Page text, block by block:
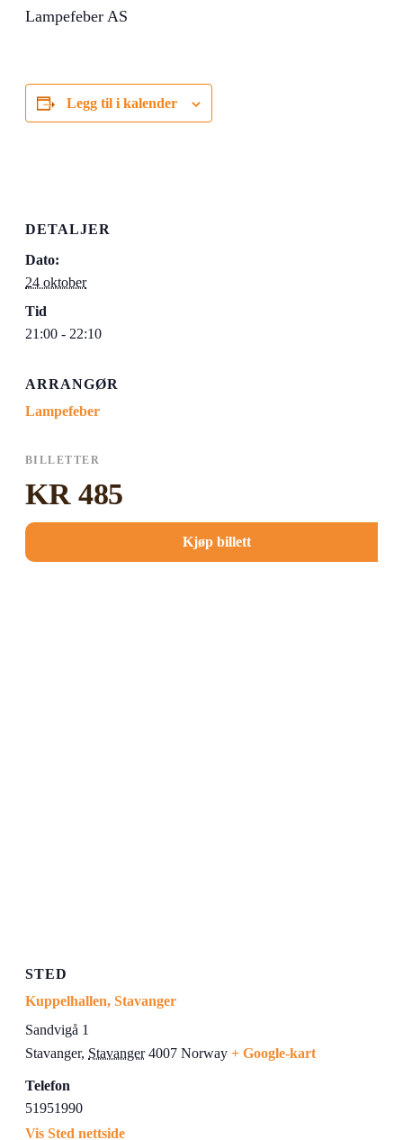
Lampefeber AS
Legg til i kalender
DETALJER
Dato:
24 oktober
Tid
21:00 - 22:10
ARRANGØR
Lampefeber
BILLETTER
KR 485
Kjøp billett
STED
Kuppelhallen, Stavanger
Sandvigå 1
Stavanger, Stavanger 4007 Norway + Google-kart
Telefon
51951990
Vis Sted nettside